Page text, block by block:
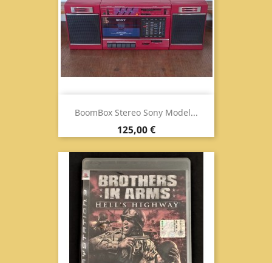
BoomBox Stereo Sony Model...
Prezzo
125,00 €